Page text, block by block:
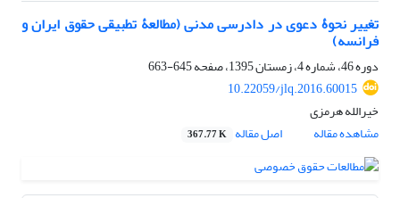
تغییر نحوۀ دعوی در دادرسی مدنی (مطالعۀ تطبیقی حقوق ایران و
فرانسه)
دوره 46، شماره 4، زمستان 1395، صفحه
645-663
10.22059/jlq.2016.60015
خیرالله هرمزی
مشاهده مقاله
اصل مقاله 367.77 K